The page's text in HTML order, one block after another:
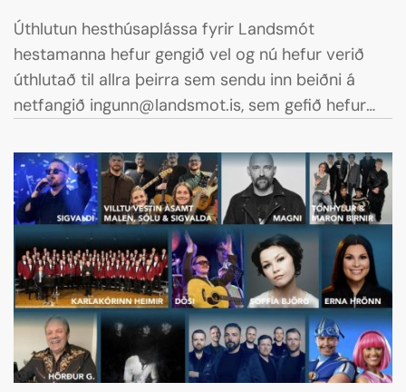
Úthlutun hesthúsaplássa fyrir Landsmót
hestamanna hefur gengið vel og nú hefur verið
úthlutað til allra þeirra sem sendu inn beiðni á
netfangið ingunn@landsmot.is, sem gefið hefur
hestamannafélaga hafa jafnframt fengið sendan
upplýsingapóst um þau hesthúsapláss sem félögin
hafa fengið úthlutað á Brúnastöðum, hesthúsinu á
Hólum. Þau pláss verða á vegum
hestamannafélaganna fram yfir forkeppni og
milliriðla.